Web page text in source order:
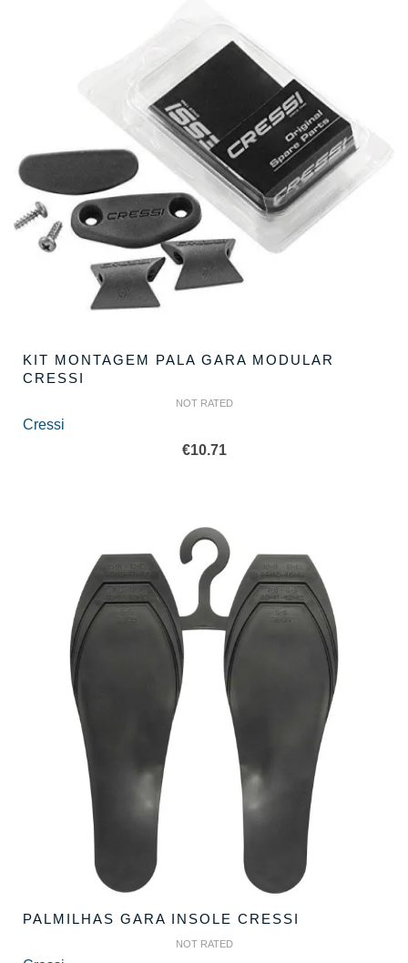
KIT MONTAGEM PALA GARA MODULAR
CRESSI
NOT RATED
Cressi
€10.71
PALMILHAS GARA INSOLE CRESSI
NOT RATED